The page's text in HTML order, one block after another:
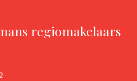
regiomakelaars